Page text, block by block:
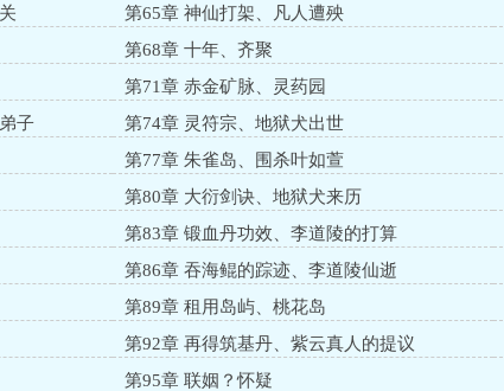
第65章 神仙打架、凡人遭殃
第68章 十年、齐聚
第71章 赤金矿脉、灵药园
子
第74章 灵符宗、地狱犬出世
第77章 朱雀岛、围杀叶如萱
第80章 大衍剑诀、地狱犬来历
第83章 锻血丹功效、李道陵的打算
第86章 吞海鲲的踪迹、李道陵仙逝
第89章 租用岛屿、桃花岛
第92章 再得筑基丹、紫云真人的提议
第95章 联姻？怀疑